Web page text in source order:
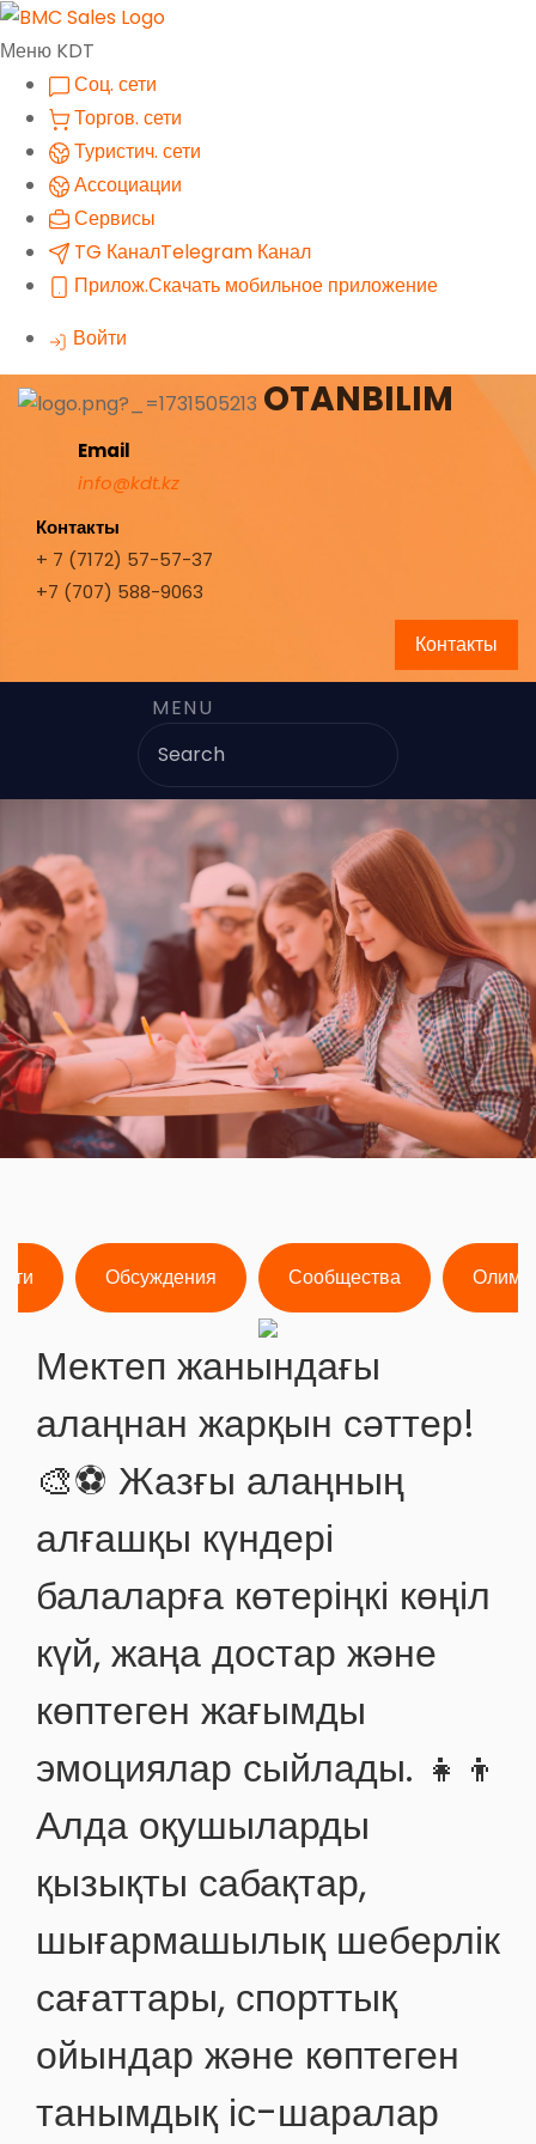
Меню KDT
Соц. сети
Торгов. сети
Туристич. сети
Ассоциации
Сервисы
TG КаналTelegram Канал
Прилож.Скачать мобильное приложение
Войти
OTANBILIM
Email
info@kdt.kz
Контакты
+ 7 (7172) 57-57-37
+7 (707) 588-9063
Контакты
MENU
Обсуждения Сообщества
Мектеп жанындағы
алаңнан жарқын сәттер!
🎨⚽ Жазғы алаңның
алғашқы күндері
балаларға көтеріңкі көңіл
күй, жаңа достар және
көптеген жағымды
эмоциялар сыйлады. 👧👦
Алда оқушыларды
қызықты сабақтар,
шығармашылық шеберлік
сағаттары, спорттық
ойындар және көптеген
танымдық іс-шаралар